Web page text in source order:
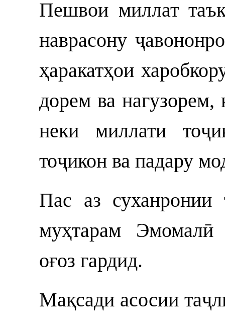
Пешвои миллат
наврасону
ҳаракатҳои
дорем ва
неки миллати
тоҷикон ва падару
Пас аз суханронии
муҳтарам
оғоз гардид.
Мақсади асосии